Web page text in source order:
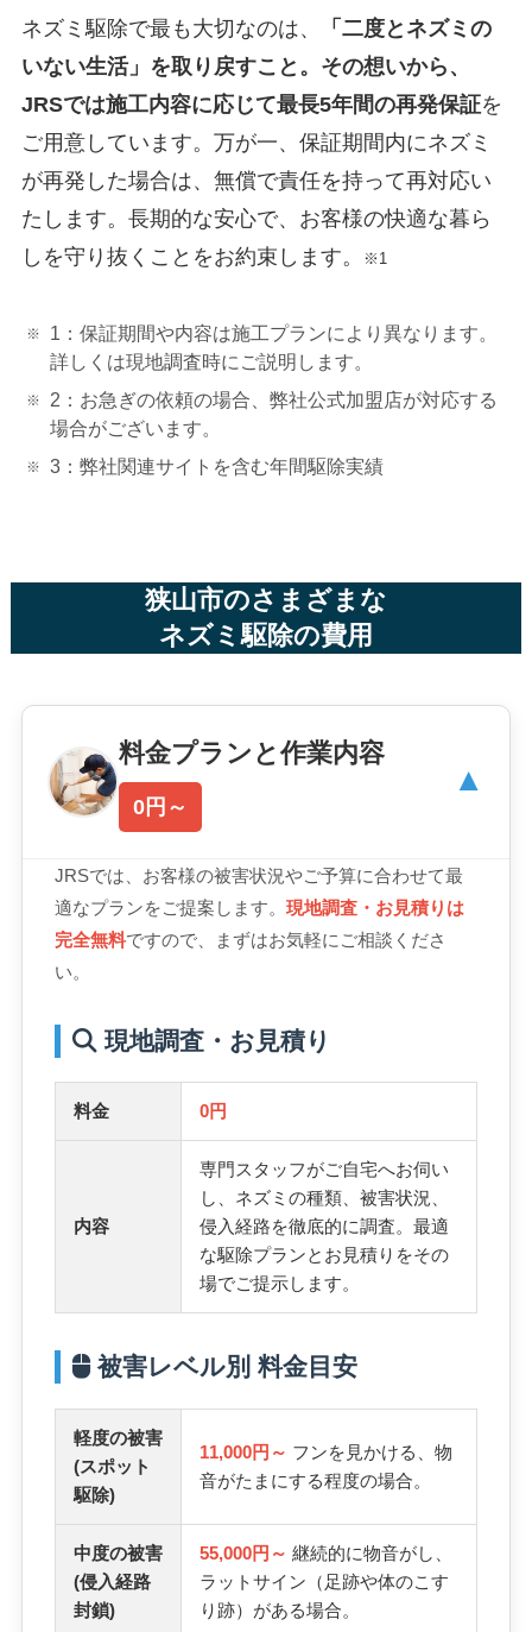
ネズミ駆除で最も大切なのは、
「二度とネズミの
いない生活」を取り戻すこと。その想いから、
JRSでは施工内容に応じて最長5年間の再発保証を
ご用意しています。万が一、保証期間内にネズミ
が再発した場合は、無償で責任を持って再対応い
たします。長期的な安心で、お客様の快適な暮ら
しを守り抜くことをお約束します。
※1
1：保証期間や内容は施工プランにより異なります。
詳しくは現地調査時にご説明します。
2：お急ぎの依頼の場合、弊社公式加盟店が対応する
場合がございます。
3：弊社関連サイトを含む年間駆除実績
狭山市のさまざまな
ネズミ駆除の費用
料金プランと作業内容
0円～
▼
JRSでは、お客様の被害状況やご予算に合わせて最
適なプランをご提案します。 現地調査・お見積りは
完全無料ですので、まずはお気軽にご相談くださ
い。
現地調査・お見積り
料金 0円
内容
専門スタッフがご自宅へお伺い
し、ネズミの種類、被害状況、
侵入経路を徹底的に調査。最適
な駆除プランとお見積りをその
場でご提示します。
被害レベル別 料金目安
軽度の被害
(スポット
駆除)
11,000円～ フンを見かける、物
音がたまにする程度の場合。
中度の被害
(侵入経路
封鎖)
55,000円～ 継続的に物音がし、
ラットサイン（足跡や体のこす
り跡）がある場合。